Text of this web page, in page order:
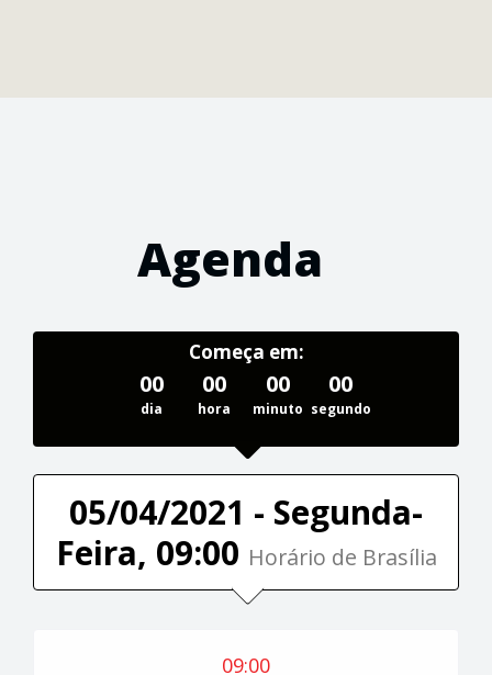
Agenda
Começa em:
00
dia
00
hora
00
minuto
00
segundo
05/04/2021 - Segunda-
Feira, 09:00 Horário de Brasília
09:00